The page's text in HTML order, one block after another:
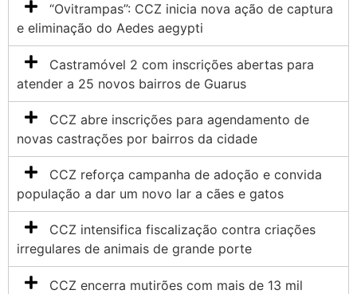
“Ovitrampas”: CCZ inicia nova ação de captura
e eliminação do Aedes aegypti
Castramóvel 2 com inscrições abertas para
atender a 25 novos bairros de Guarus
CCZ abre inscrições para agendamento de
novas castrações por bairros da cidade
CCZ reforça campanha de adoção e convida
população a dar um novo lar a cães e gatos
CCZ intensifica fiscalização contra criações
irregulares de animais de grande porte
CCZ encerra mutirões com mais de 13 mil